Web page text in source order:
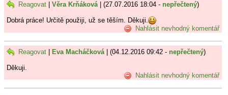
Reagovat Věra Krňáková| (27.07.2016 18:04 - nepřečtený)
Dobrá práce! Určitě použiji, už se těším. Děkuji.
Nahlásit nevhodný komentář
Reagovat Eva Macháčková| (04.12.2016 09:42 - nepřečtený)
Děkuji.
Nahlásit nevhodný komentář